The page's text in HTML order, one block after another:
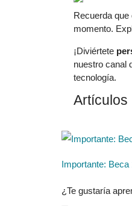
Recuerda
momento.
¡Diviértete
nuestro canal
tecnología.
Artículos
Importante:
¿Te gustaría